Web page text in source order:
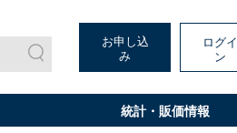
お申し込
み
ログイ
ン
統計・販価情報